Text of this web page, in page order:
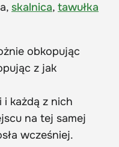
skalnica, tawułka
obkopując
z jak
i każdą z nich
na tej samej
wcześniej.